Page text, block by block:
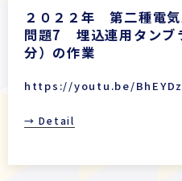
２０２２年 第二種電
問題7 埋込連用タンブ
分）の作業
https://youtu.be/
→ Detail